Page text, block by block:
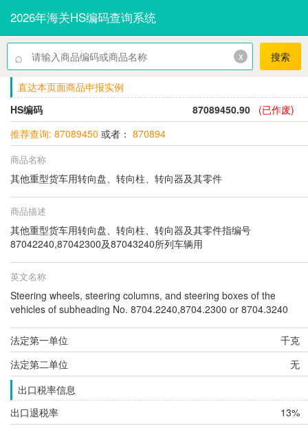
2026年海关HS编码查询系统
⌕ x 搜索
直达本页面商品申报实例
HS编码
87089450.90
(已作废)
推荐查询: 87089450 或者： 870894
商品名称
其他重型货车用转向盘、转向柱、转向器及其零件
商品描述
其他重型货车用转向盘、转向柱、转向器及其零件指编号
87042240,87042300及87043240所列车辆用
英文名称
Steering wheels, steering columns, and steering boxes of the
vehicles of subheading No. 8704.2240,8704.2300 or 8704.3240
法定第一单位
千克
法定第二单位
无
出口税率信息
出口退税率
13%